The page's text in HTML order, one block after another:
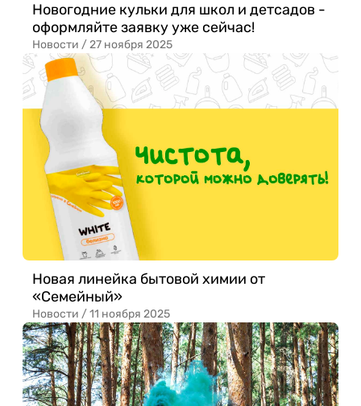
Новогодние кульки для школ и детсадов -
оформляйте заявку уже сейчас!
Новости /27 ноября 2025
Новая линейка бытовой химии от
«Семейный»
Новости /11 ноября 2025